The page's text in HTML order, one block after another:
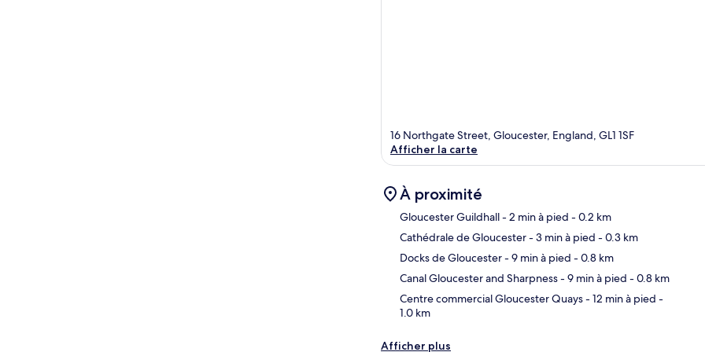
16 Northgate Street, Gloucester, England, GL1 1SF
Afficher la carte
À proximité
Gloucester Guildhall- 2 min à pied - 0.2 km
Cathédrale de Gloucester- 3 min à pied - 0.3 km
Docks de Gloucester- 9 min à pied - 0.8 km
Canal Gloucester and Sharpness- 9 min à pied - 0.8 km
Centre commercial Gloucester Quays- 12 min à pied -
1.0 km
Afficher plus